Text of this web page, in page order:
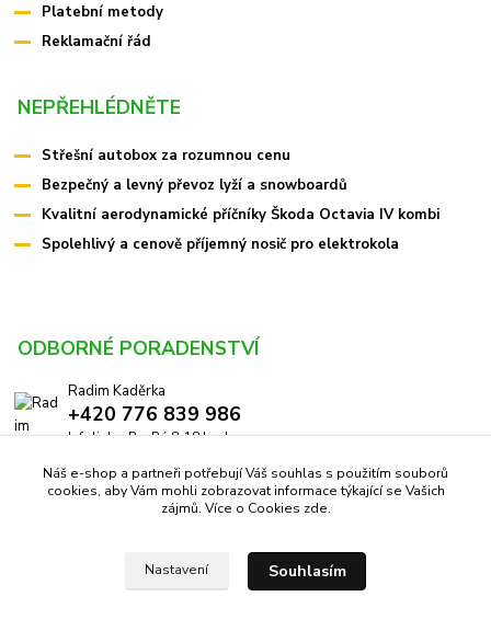
Platební metody
Reklamační řád
NEPŘEHLÉDNĚTE
Střešní autobox za rozumnou cenu
Bezpečný a levný převoz lyží a snowboardů
Kvalitní aerodynamické příčníky Škoda Octavia IV kombi
Spolehlivý a cenově příjemný nosič pro elektrokola
ODBORNÉ PORADENSTVÍ
Radim Kaděrka
+420 776 839 986
Infolinka: Po-Pá 8-18 hod.
info@pricniky.cz
Náš e-shop a partneři potřebují Váš souhlas s použitím souborů
cookies, aby Vám mohli zobrazovat informace týkající se Vašich
zájmů. Více o Cookies zde.
Nastavení Souhlasím